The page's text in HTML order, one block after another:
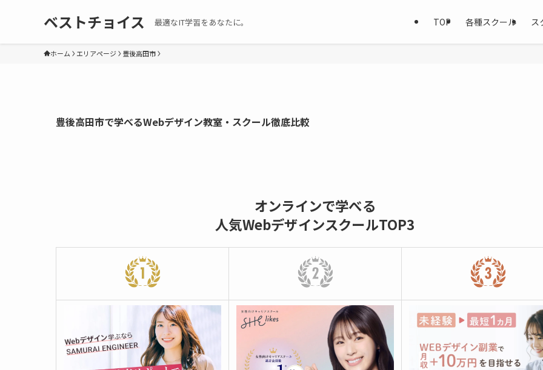
ベストチョイス 最適なIT学習をあなたに。 TOP 各種スクール ス
ホーム エリアページ 豊後高田市
豊後高田市で学べるWebデザイン教室・スクール徹底比較
オンラインで学べる
人気WebデザインスクールTOP3